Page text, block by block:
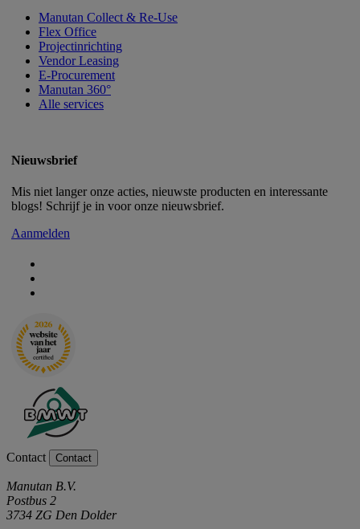
Manutan Collect & Re-Use
Flex Office
Projectinrichting
Vendor Leasing
E-Procurement
Manutan 360°
Alle services
Nieuwsbrief
Mis niet langer onze acties, nieuwste producten en interessante
blogs! Schrijf je in voor onze nieuwsbrief.
Aanmelden
Contact Contact
Manutan B.V.
Postbus 2
3734 ZG Den Dolder